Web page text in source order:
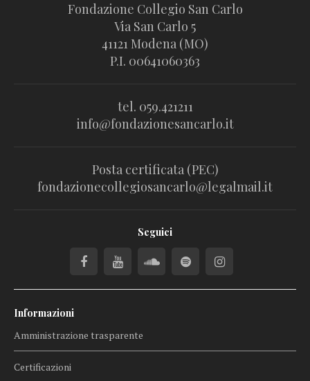
Fondazione Collegio San Carlo
Via San Carlo 5
41121 Modena (MO)
P.I. 00641060363
tel. 059.421211
info@fondazionesancarlo.it
Posta certificata (PEC)
fondazionecollegiosancarlo@legalmail.it
Seguici
Informazioni
Amministrazione trasparente
Certificazioni